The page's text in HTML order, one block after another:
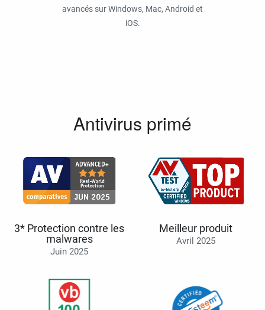
avancés sur Windows, Mac, Android et
iOS.
Antivirus primé
3* Protection contre les
malwares
Juin 2025
Meilleur produit
Avril 2025